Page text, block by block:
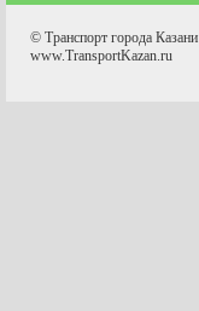
© Транспорт города Казани
www.TransportKazan.ru